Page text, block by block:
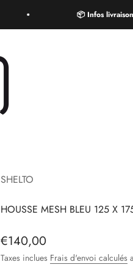
📦 Infos livraisons :
SHELTO
HOUSSE MESH BLEU 125 X
Prix de vente
€140,00
Taxes inclues Frais d'envoi calculés